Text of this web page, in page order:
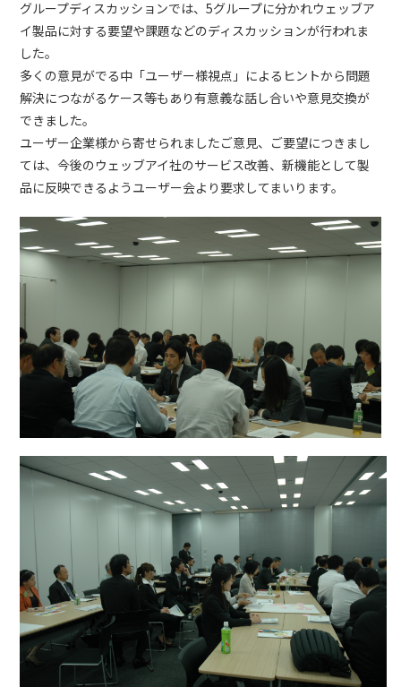
グループディスカッションでは、5グループに分かれウェッブア
イ製品に対する要望や課題などのディスカッションが行われま
した。
多くの意見がでる中「ユーザー様視点」によるヒントから問題
解決につながるケース等もあり有意義な話し合いや意見交換が
できました。
ユーザー企業様から寄せられましたご意見、ご要望につきまし
ては、今後のウェッブアイ社のサービス改善、新機能として製
品に反映できるようユーザー会より要求してまいります。